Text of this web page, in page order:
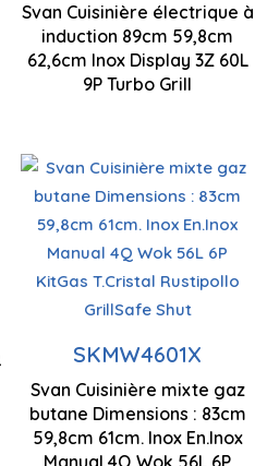
874 x 898 x 620
mm
Svan Cuisinière électrique à
induction 89cm 59,8cm
62,6cm Inox Display 3Z 60L
9P Turbo Grill
Zones de cuisson
3
Brûleur wok à
triple flamme
830 x 598 x 610
mm
SKMW4601X
Svan Cuisinière mixte gaz
butane Dimensions : 83cm
59,8cm 61cm. Inox En.Inox
Manual 4Q Wok 56L 6P
Gaz butane
Zones de cuisson
4